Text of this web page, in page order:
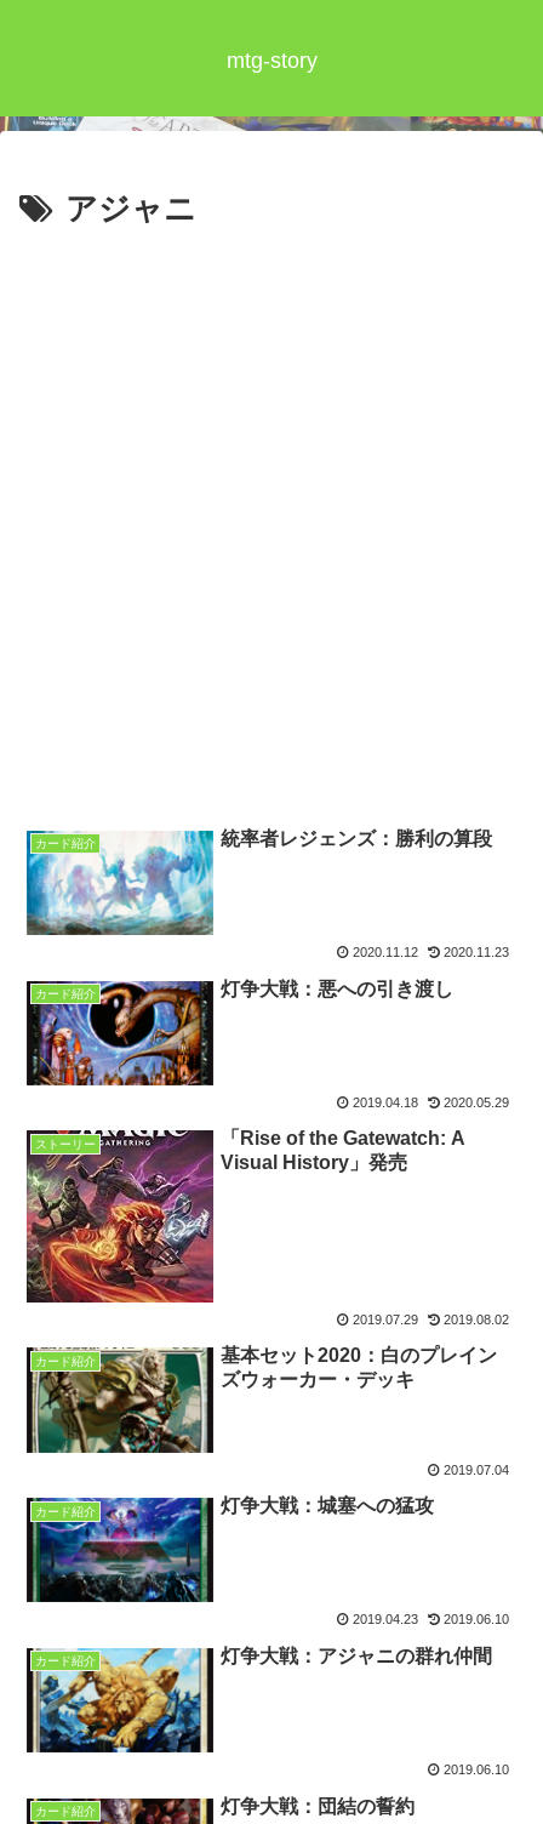
mtg-story
アジャニ
カード紹介 統率者レジェンズ：勝利の算段
2020.11.12 2020.11.23
カード紹介 灯争大戦：悪への引き渡し
2019.04.18 2020.05.29
ストーリー
「Rise of the Gatewatch: A
Visual History」発売
2019.07.29 2019.08.02
カード紹介
基本セット2020：白のプレイン
ズウォーカー・デッキ
2019.07.04
カード紹介 灯争大戦：城塞への猛攻
2019.04.23 2019.06.10
カード紹介 灯争大戦：アジャニの群れ仲間
2019.06.10
カード紹介 灯争大戦：団結の誓約